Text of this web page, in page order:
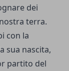
dei
terra.
con la
sua nascita,
partito del